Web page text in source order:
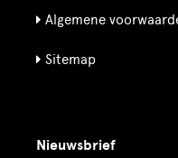
Algemene
Sitemap
Nieuwsbrief